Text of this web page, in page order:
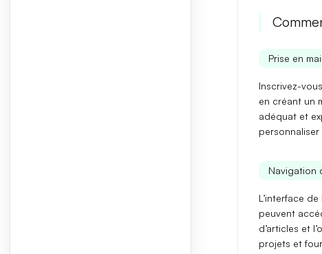
Prise en
Inscrivez-
en créant un
adéquat et
Navigation
L’interface
peuvent
d’articles et
projets et